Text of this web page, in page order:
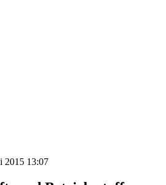
2015 13:07